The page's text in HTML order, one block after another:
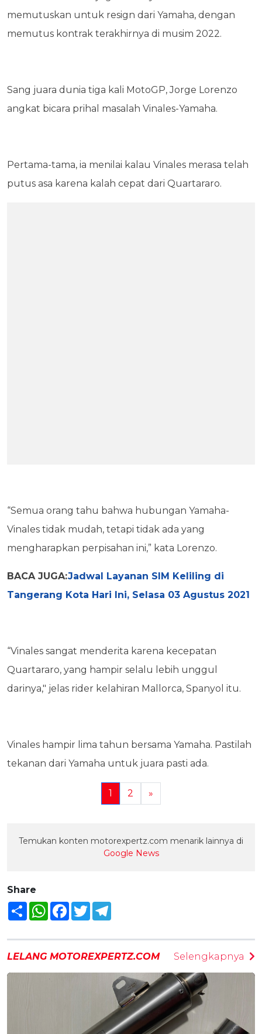
memutuskan untuk resign dari Yamaha, dengan
memutus kontrak terakhirnya di musim 2022.
Sang juara dunia tiga kali MotoGP, Jorge Lorenzo
angkat bicara prihal masalah Vinales-Yamaha.
Pertama-tama, ia menilai kalau Vinales merasa telah
putus asa karena kalah cepat dari Quartararo.
“Semua orang tahu bahwa hubungan Yamaha-
Vinales tidak mudah, tetapi tidak ada yang
mengharapkan perpisahan ini,” kata Lorenzo.
BACA JUGA:Jadwal Layanan SIM Keliling di
Tangerang Kota Hari Ini, Selasa 03 Agustus 2021
“Vinales sangat menderita karena kecepatan
Quartararo, yang hampir selalu lebih unggul
darinya," jelas rider kelahiran Mallorca, Spanyol itu.
Vinales hampir lima tahun bersama Yamaha. Pastilah
tekanan dari Yamaha untuk juara pasti ada.
1 2 »
Temukan konten motorexpertz.com menarik lainnya di
Google News
Share
Share WhatsAppFacebook
Twitter
LELANG MOTOREXPERTZ.COM Selengkapnya